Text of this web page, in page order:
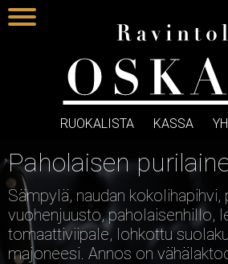
RUOKALISTA KASSA
Paholaisen
Sämpylä, naudan kokolihapihvi,
vuohenjuusto, paholaisenhillo,
tomaattiviipale, lohkottu
majoneesi. Annos on